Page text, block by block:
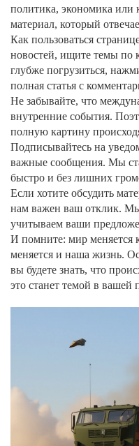
политика, экономика или
материал, который
Как пользоваться
новостей, ищите темы по
глубже погрузиться,
полная статья с
Не забывайте, что
внутренние события.
полную картину
Подписывайтесь на
важные сообщения. Мы
быстро и без лишних
Если хотите обсудить
нам важен ваш отклик.
учитываем ваши
И помните: мир меняется
меняется и наша жизнь.
вы будете знать, что
это станет темой в вашей